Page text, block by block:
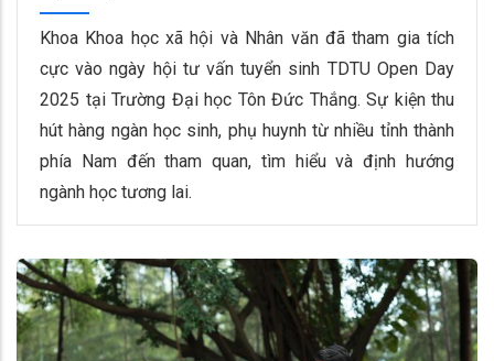
Khoa Khoa học xã hội và Nhân văn đã tham gia tích
cực vào ngày hội tư vấn tuyển sinh TDTU Open Day
2025 tại Trường Đại học Tôn Đức Thắng. Sự kiện thu
hút hàng ngàn học sinh, phụ huynh từ nhiều tỉnh thành
phía Nam đến tham quan, tìm hiểu và định hướng
ngành học tương lai.